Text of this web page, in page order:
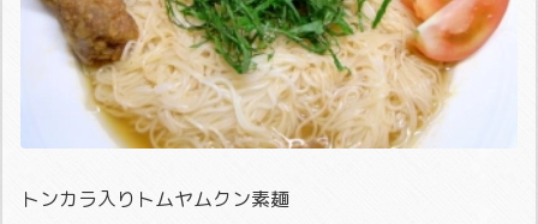
トンカラ入りトムヤムクン素麺